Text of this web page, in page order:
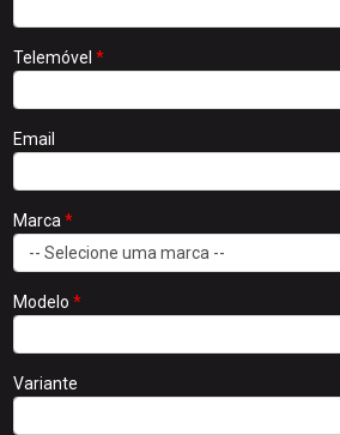
Telemóvel *
Email
Marca *
Modelo *
Variante